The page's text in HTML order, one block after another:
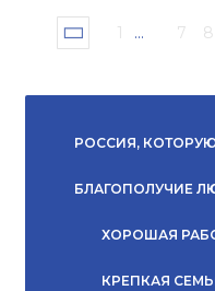
1 ... 7 8
РОССИЯ,
БЛАГОПОЛУЧИЕ
ХОРОШАЯ
КРЕПКАЯ